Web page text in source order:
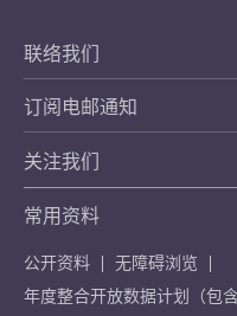
联络我们
订阅电邮通知
关注我们
常用资料
公开资料
无障碍浏览
年度整合开放数据计划（包